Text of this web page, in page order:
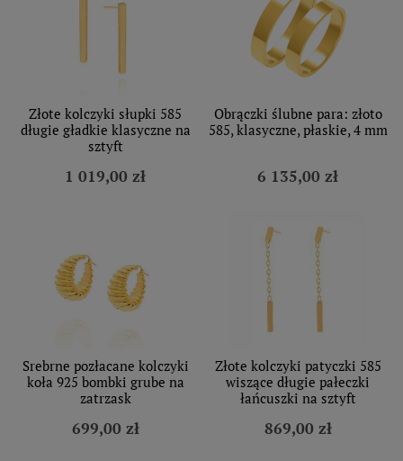
Złote kolczyki słupki 585
długie gładkie klasyczne na
sztyft
1 019,00 zł
Obrączki ślubne para: złoto
585, klasyczne, płaskie, 4 mm
6 135,00 zł
Srebrne pozłacane kolczyki
koła 925 bombki grube na
zatrzask
699,00 zł
Złote kolczyki patyczki 585
wiszące długie pałeczki
łańcuszki na sztyft
869,00 zł